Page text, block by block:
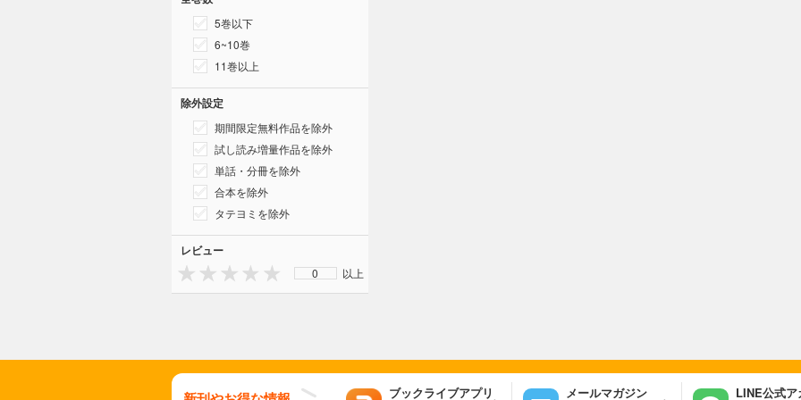
5巻以下
6~10巻
11巻以上
除外設定
期間限定無料作品を除外
試し読み増量作品を除外
単話・分冊を除外
合本を除外
タテヨミを除外
レビュー
0 以上
ブックライブアプリ メールマガジン LINE公式ア